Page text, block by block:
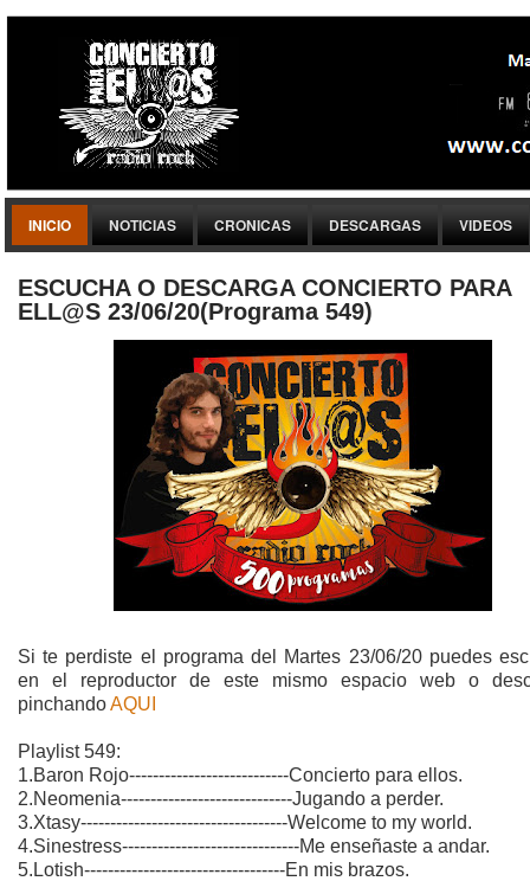
INICIO NOTICIAS CRONICAS DESCARGAS VIDEOS
ESCUCHA O DESCARGA CONCIERTO PARA
ELL@S 23/06/20(Programa 549)
Si te perdiste el programa del Martes 23/06/20 puedes
en el reproductor de este mismo espacio web o
pinchandoAQUI
Playlist 549:
1.Baron Rojo---------------------------Concierto para ellos.
2.Neomenia-----------------------------Jugando a perder.
3.Xtasy-----------------------------------Welcome to my world.
4.Sinestress------------------------------Me enseñaste a andar.
5.Lotish----------------------------------En mis brazos.